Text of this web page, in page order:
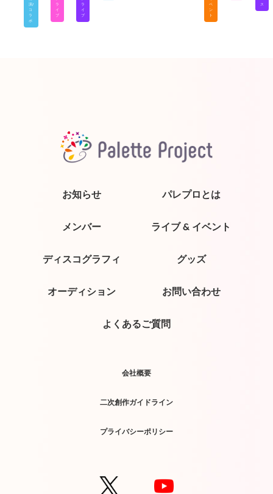
演/
コ
ラ
ボ
ラ
イ
ブ
ラ
イ
ブ
ベ
ン
ト
ス
お知らせ パレプロとは
メンバー ライブ & イベント
ディスコグラフィ グッズ
オーディション お問い合わせ
よくあるご質問
会社概要
二次創作ガイドライン
プライバシーポリシー